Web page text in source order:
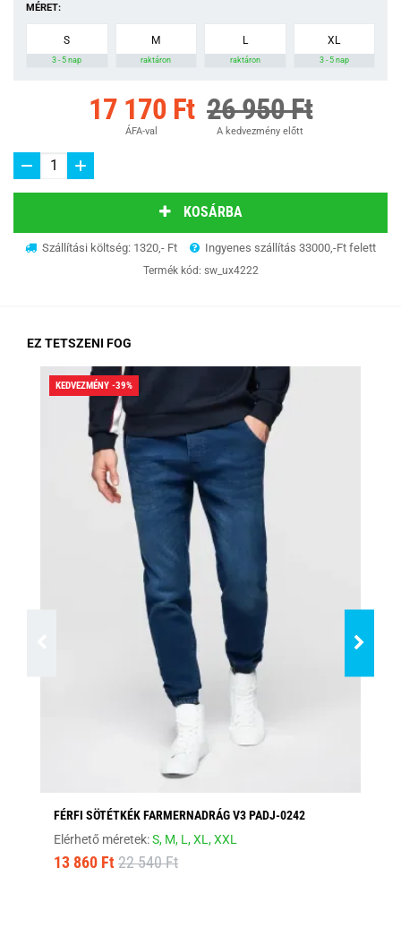
MÉRET:
S
3 - 5 nap
M
raktáron
L
raktáron
XL
3 - 5 nap
17 170 Ft
ÁFA-val
26 950 Ft
A kedvezmény előtt
KOSÁRBA
Szállítási költség: 1320,- Ft Ingyenes szállítás 33000,-Ft felett
Termék kód: sw_ux4222
EZ TETSZENI FOG
KEDVEZMÉNY -39%
FÉRFI SÖTÉTKÉK FARMERNADRÁG V3 PADJ-0242
Elérhető méretek:S, M, L,XL,XXL
13 860 Ft 22 540 Ft